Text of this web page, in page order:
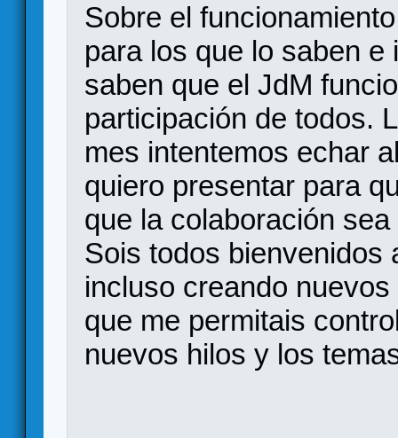
Sobre el
para los que lo saben
saben que el JdM
participación de todos.
mes intentemos echar
quiero presentar para
que la colaboración
Sois todos bienvenidos
incluso creando
que me permitais
nuevos hilos y los